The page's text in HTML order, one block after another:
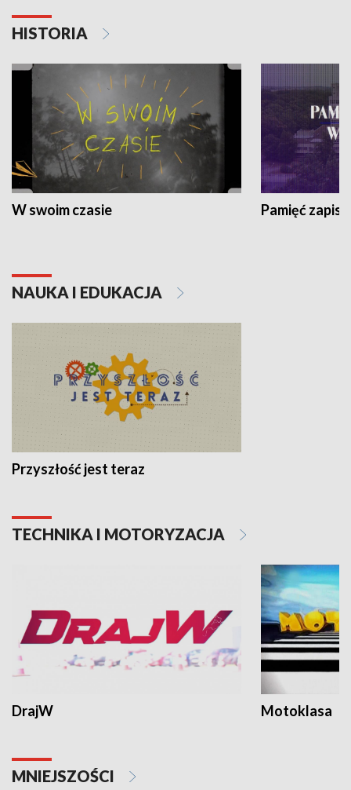
HISTORIA
W swoim czasie Pamięć
NAUKA I EDUKACJA
Przyszłość jest teraz
TECHNIKA I MOTORYZACJA
DrajW Motoklasa
MNIEJSZOŚCI